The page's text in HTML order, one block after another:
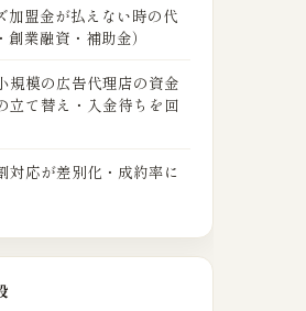
加盟金が払えない時の代
業融資・補助金）
規模の広告代理店の資金
立て替え・入金待ちを回
対応が差別化・成約率に